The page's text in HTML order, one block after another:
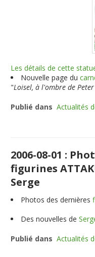
Les détails de cette
Nouvelle page du
"Loisel, à l'ombre de
Publié dans Actualités
2006-08-01 :
figurines
Serge
Photos des dernières
Des nouvelles de
Publié dans Actualités